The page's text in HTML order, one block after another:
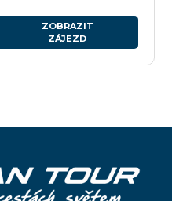
ZOBRAZIT
ZÁJEZD